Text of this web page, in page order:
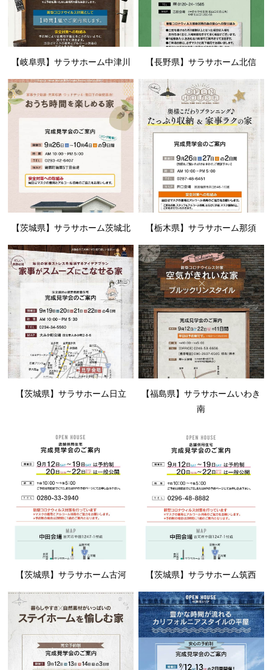
【岐阜県】サラサホーム中津川 【長野県】サラサホーム北信
【茨城県】サラサホーム茨城北 【栃木県】サラサホーム那須
【茨城県】サラサホーム日立
【福島県】サラサホームいわき
南
【茨城県】サラサホーム古河 【茨城県】サラサホーム筑西